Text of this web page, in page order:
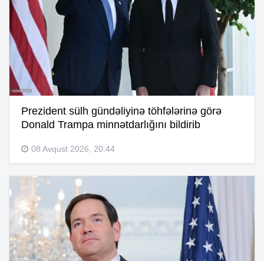
Prezident sülh gündəliyinə töhfələrinə görə
Donald Trampa minnətdarlığını bildirib
08 Avqust 2026, 20:44